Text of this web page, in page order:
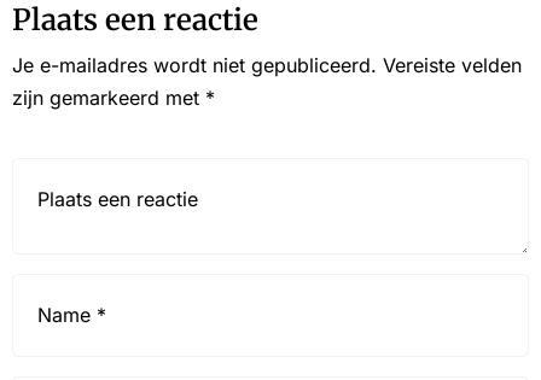
Plaats een reactie
Je e-mailadres wordt niet gepubliceerd. Vereiste velden
zijn gemarkeerd met *